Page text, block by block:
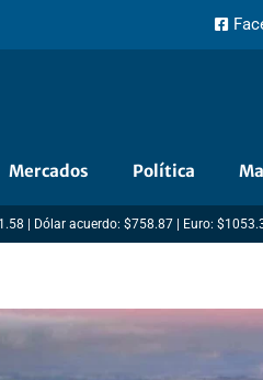
Mercados Política
| Dólar acuerdo: $758.87 | Euro: